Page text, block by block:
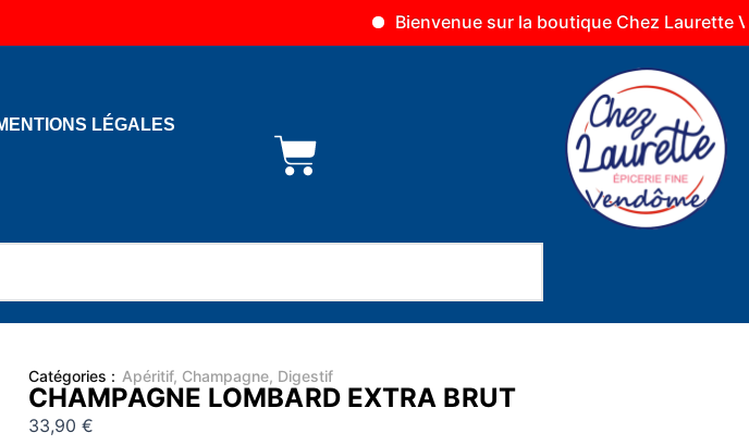
Bienvenue sur la boutique Chez Laurette Vendôme
LÉGALES
Catégories : Apéritif, Champagne, Digestif
CHAMPAGNE LOMBARD EXTRA BRUT
33,90 €